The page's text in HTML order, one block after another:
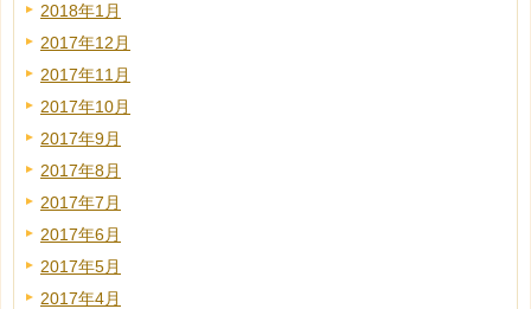
2018年1月
2017年12月
2017年11月
2017年10月
2017年9月
2017年8月
2017年7月
2017年6月
2017年5月
2017年4月